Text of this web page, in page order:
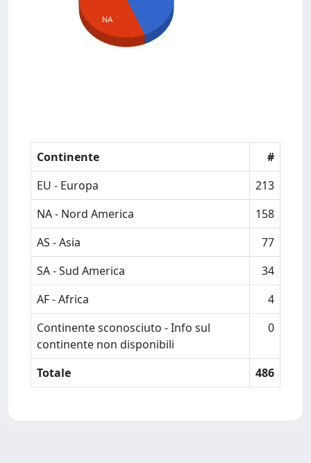
NA
Continente
#
EU - Europa
213
NA - Nord America
158
AS - Asia
77
SA - Sud America
34
AF - Africa
4
Continente sconosciuto - Info sul
continente non disponibili
0
Totale 486